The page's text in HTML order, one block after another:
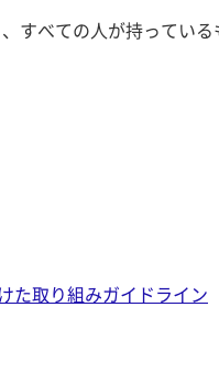
すべての人が持ってい
た取り組みガイドライン